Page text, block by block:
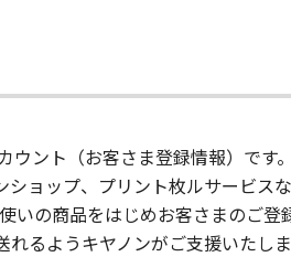
ント（お客さま登録情報）です
ョップ、プリント枚ルサービス
の商品をはじめお客さまのご登
るようキヤノンがご支援いたし